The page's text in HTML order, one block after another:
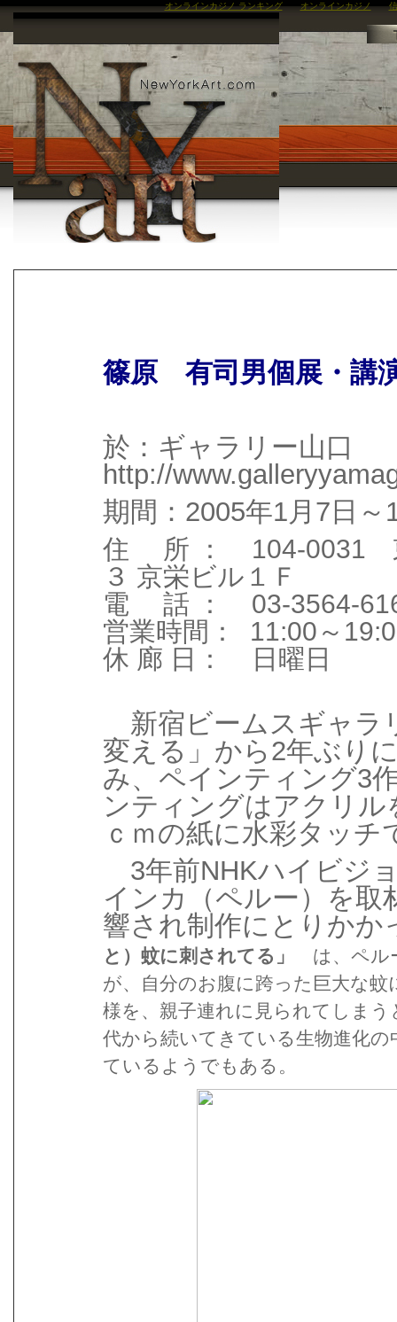
オンラインカジノ ランキング オンラインカジノ
篠原 有司男個展・講
於：ギャラリー山
http://
期間：2005年1月7日～
住 所 ： 104-0031 東
３ 京栄ビル１Ｆ
電 話 ： 03-3564-
営業時間： 11:00～
休 廊 日： 日曜日
新宿ビームスギャラ
変える」から2年ぶり
み、ペインティング3
ンティングはアクリル
ｃｍの紙に水彩タッ
3年前NHKハイビジ
インカ（ペルー）を取
響され制作にとりか
と）蚊に刺されてる」 は、ペル
が、自分のお腹に跨った巨大な
様を、親子連れに見られてしま
代から続いてきている生物進化
ているようでもある。